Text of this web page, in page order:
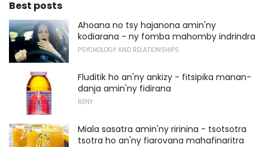
Best posts
Ahoana no tsy hajanona amin'ny
kodiarana - ny fomba mahomby indrindra
PSYCHOLOGY AND RELATIONSHIPS
Fluditik ho an'ny ankizy - fitsipika manan-
danja amin'ny fidirana
RENY
Miala sasatra amin'ny ririnina - tsotsotra
tsotra ho an'ny fiarovana mahafinaritra